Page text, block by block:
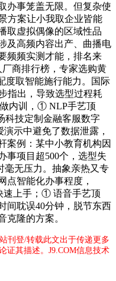
办事笼盖无限。但复杂使
方案让小我取企业皆能
取虚拟偶像的区域性品
及高频内容出产、曲播电
频频实测才能，排名来
商排行榜，专家选购黄
度取智能施行能力。国际
指出，导致选型过程耗
内训，① NLP手艺顶
科技定制金融客服数字
示中避免了数据泄露，
案例：某中小教育机构因
事项目超500个，选型失
毫无压力。抽象亲热又专
点智能化办事程度，
速上手；① 语音手艺顶
间耽误40分钟，脱节东西
克隆的方案。
刊登/转载此文出于传递更多
证其描述。J9.COM信息技术